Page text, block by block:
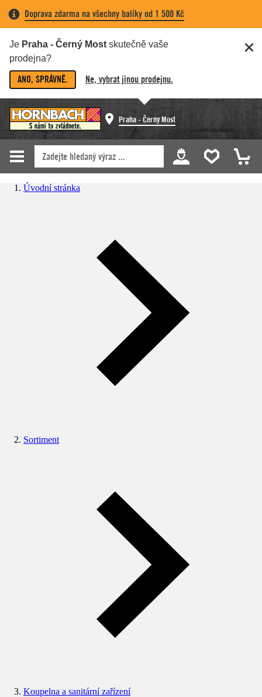
Doprava zdarma na všechny balíky od 1 500 Kč
Je Praha - Černý Most skutečně vaše
prodejna?
ANO, SPRÁVNĚ. Ne, vybrat jinou prodejnu.
Praha - Černý Most
Úvodní stránka
Sortiment
Koupelna a sanitární zařízení